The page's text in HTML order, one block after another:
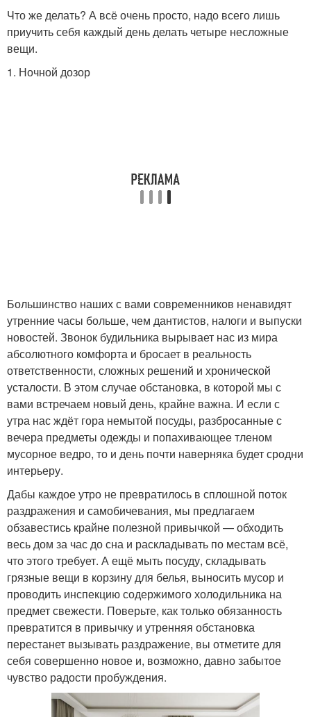
Что же делать? А всё очень просто, надо всего лишь
приучить себя каждый день делать четыре несложные
вещи.
1. Ночной дозор
Большинство наших с вами современников ненавидят
утренние часы больше, чем дантистов, налоги и выпуски
новостей. Звонок будильника вырывает нас из мира
абсолютного комфорта и бросает в реальность
ответственности, сложных решений и хронической
усталости. В этом случае обстановка, в которой мы с
вами встречаем новый день, крайне важна. И если с
утра нас ждёт гора немытой посуды, разбросанные с
вечера предметы одежды и попахивающее тленом
мусорное ведро, то и день почти наверняка будет сродни
интерьеру.
Дабы каждое утро не превратилось в сплошной поток
раздражения и самобичевания, мы предлагаем
обзавестись крайне полезной привычкой — обходить
весь дом за час до сна и раскладывать по местам всё,
что этого требует. А ещё мыть посуду, складывать
грязные вещи в корзину для белья, выносить мусор и
проводить инспекцию содержимого холодильника на
предмет свежести. Поверьте, как только обязанность
превратится в привычку и утренняя обстановка
перестанет вызывать раздражение, вы отметите для
себя совершенно новое и, возможно, давно забытое
чувство радости пробуждения.